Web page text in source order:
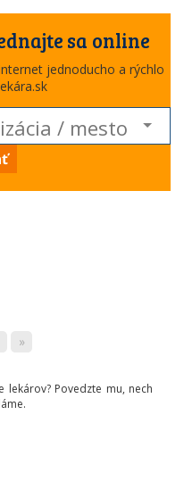
sa online
jednoducho a rýchlo
»
lekárov? Povedzte mu, nech